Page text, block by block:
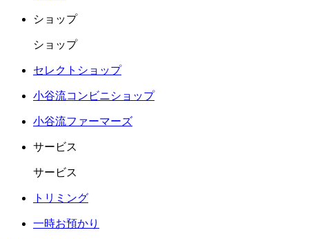
ショップ
ショップ
セレクトショップ
小谷流コンビニショップ
小谷流ファーマーズ
サービス
サービス
トリミング
一時お預かり